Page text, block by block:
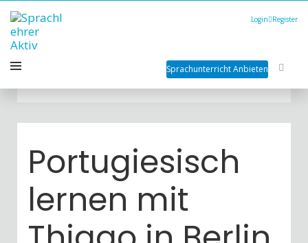
Login Register
Sprachunterricht Anbieten
Portugiesisch
lernen mit